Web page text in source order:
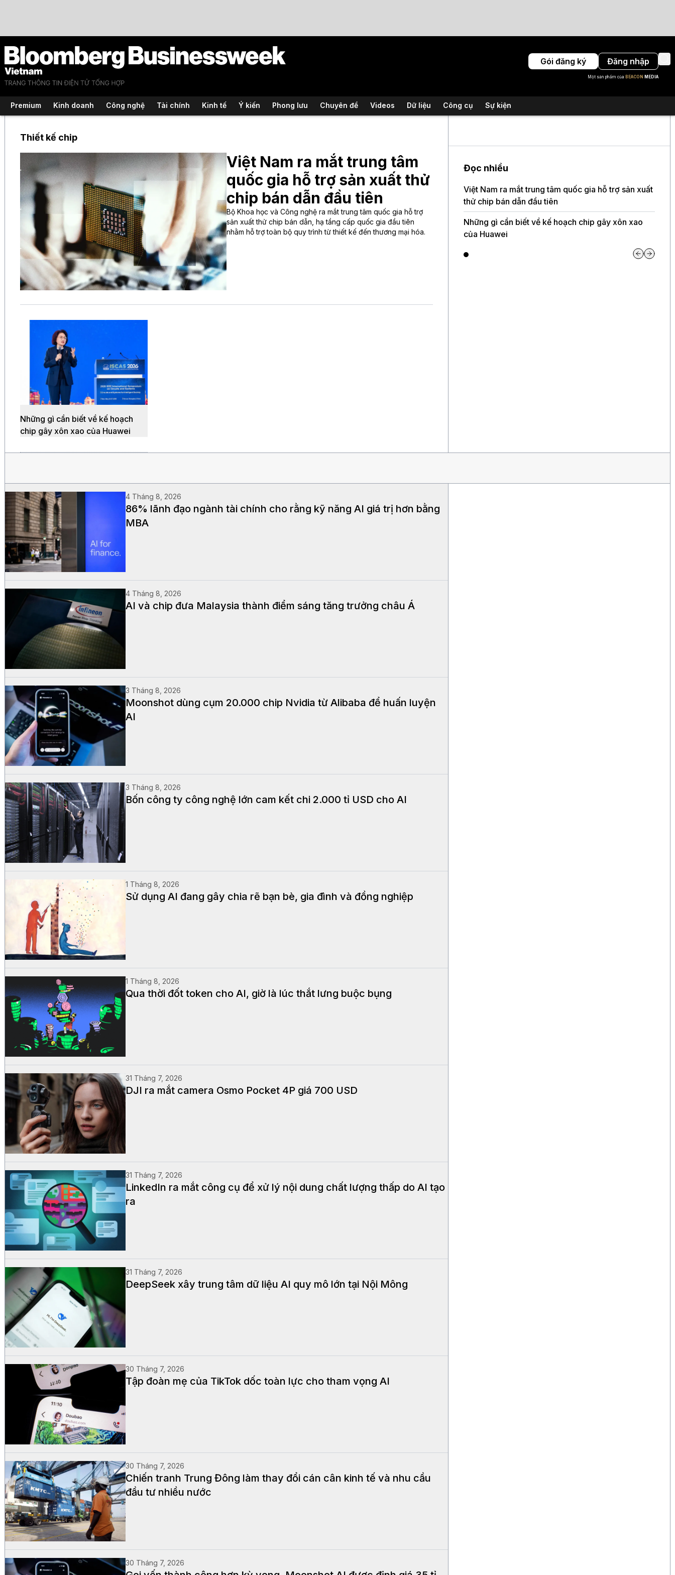
Gói đăng ký Đăng nhập
Một sản phẩm của BEACON MEDIA
Premium Kinh doanh Công nghệ Tài chính Kinh tế Ý kiến Phong lưu Chuyên đề Videos Dữ liệu Công cụ Sự kiện
Thiết kế chip
Việt Nam ra mắt trung tâm
quốc gia hỗ trợ sản xuất thử
chip bán dẫn đầu tiên
Bộ Khoa học và Công nghệ ra mắt trung tâm quốc gia hỗ trợ
sản xuất thử chip bán dẫn, hạ tầng cấp quốc gia đầu tiên
nhằm hỗ trợ toàn bộ quy trình từ thiết kế đến thương mại hóa.
Những gì cần biết về kế hoạch
chip gây xôn xao của Huawei
Đọc nhiều
Việt Nam ra mắt trung tâm quốc gia hỗ trợ sản xuất
thử chip bán dẫn đầu tiên
Những gì cần biết về kế hoạch chip gây xôn xao
của Huawei
4 Tháng 8, 2026
86% lãnh đạo ngành tài chính cho rằng kỹ năng AI giá trị hơn bằng
MBA
4 Tháng 8, 2026
AI và chip đưa Malaysia thành điểm sáng tăng trưởng châu Á
3 Tháng 8, 2026
Moonshot dùng cụm 20.000 chip Nvidia từ Alibaba để huấn luyện
AI
3 Tháng 8, 2026
Bốn công ty công nghệ lớn cam kết chi 2.000 tỉ USD cho AI
1 Tháng 8, 2026
Sử dụng AI đang gây chia rẽ bạn bè, gia đình và đồng nghiệp
1 Tháng 8, 2026
Qua thời đốt token cho AI, giờ là lúc thắt lưng buộc bụng
31 Tháng 7, 2026
DJI ra mắt camera Osmo Pocket 4P giá 700 USD
31 Tháng 7, 2026
LinkedIn ra mắt công cụ để xử lý nội dung chất lượng thấp do AI tạo
ra
31 Tháng 7, 2026
DeepSeek xây trung tâm dữ liệu AI quy mô lớn tại Nội Mông
30 Tháng 7, 2026
Tập đoàn mẹ của TikTok dốc toàn lực cho tham vọng AI
30 Tháng 7, 2026
Chiến tranh Trung Đông làm thay đổi cán cân kinh tế và nhu cầu
đầu tư nhiều nước
30 Tháng 7, 2026